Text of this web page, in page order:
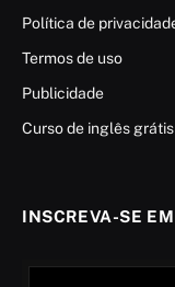
Política de
Termos de uso
Publicidade
Curso de inglês
INSCREVA-SE